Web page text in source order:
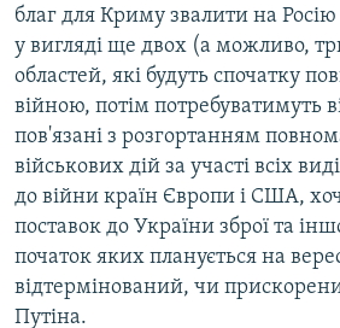
благ для Криму звалити на
у вигляді ще двох (а можливо,
областей, які будуть спочатку
війною, потім потребуватимуть
пов'язані з розгортанням
військових дій за участі всіх
до війни країн Європи і США,
поставок до України зброї та
початок яких планується на
відтермінований, чи
Путіна.